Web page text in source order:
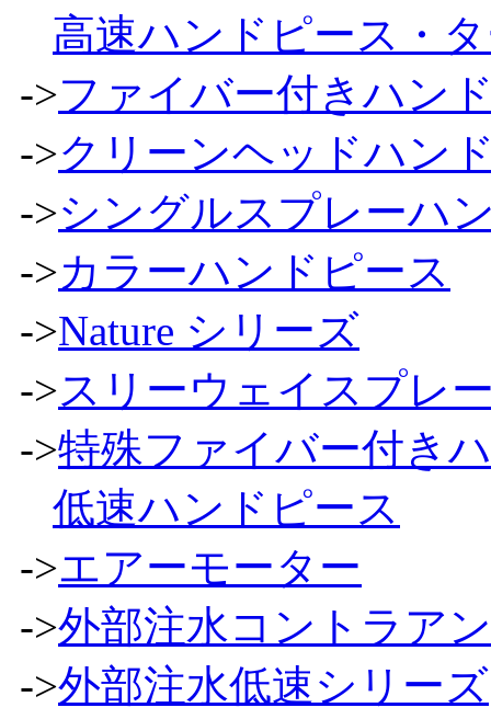
高速ハンドピース・
->ファイバー付きハン
->クリーンヘッドハン
->シングルスプレーハ
->カラーハンドピース
->Nature シリーズ
->スリーウェイスプレ
->特殊ファイバー付き
低速ハンドピース
->エアーモーター
->外部注水コントラア
->外部注水低速シリーズ